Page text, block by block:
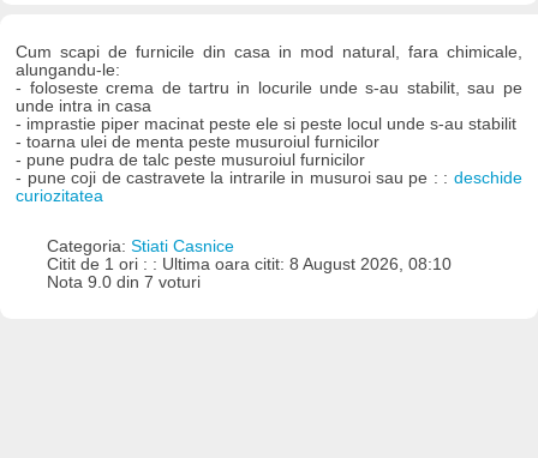
Cum scapi de furnicile din casa in mod natural, fara chimicale,
alungandu-le:
- foloseste crema de tartru in locurile unde s-au stabilit, sau pe
unde intra in casa
- imprastie piper macinat peste ele si peste locul unde s-au stabilit
- toarna ulei de menta peste musuroiul furnicilor
- pune pudra de talc peste musuroiul furnicilor
- pune coji de castravete la intrarile in musuroi sau pe : : deschide
curiozitatea
Categoria: Stiati Casnice
Citit de 1 ori : : Ultima oara citit: 8 August 2026, 08:10
Nota 9.0 din 7 voturi